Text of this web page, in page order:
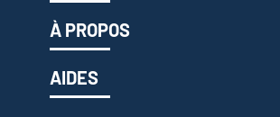
À PROPOS
AIDES